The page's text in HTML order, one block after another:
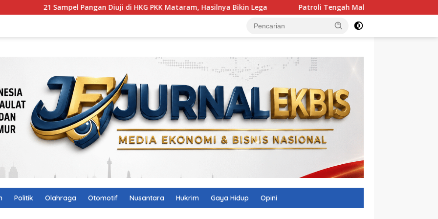
Pangan Diuji di HKG PKK Mataram, Hasilnya Bikin Lega Patroli Tengah Malam di Mataram, Tim Puma Sasar Titik
Politik Olahraga Otomotif Nusantara Hukrim Gaya Hidup Opini